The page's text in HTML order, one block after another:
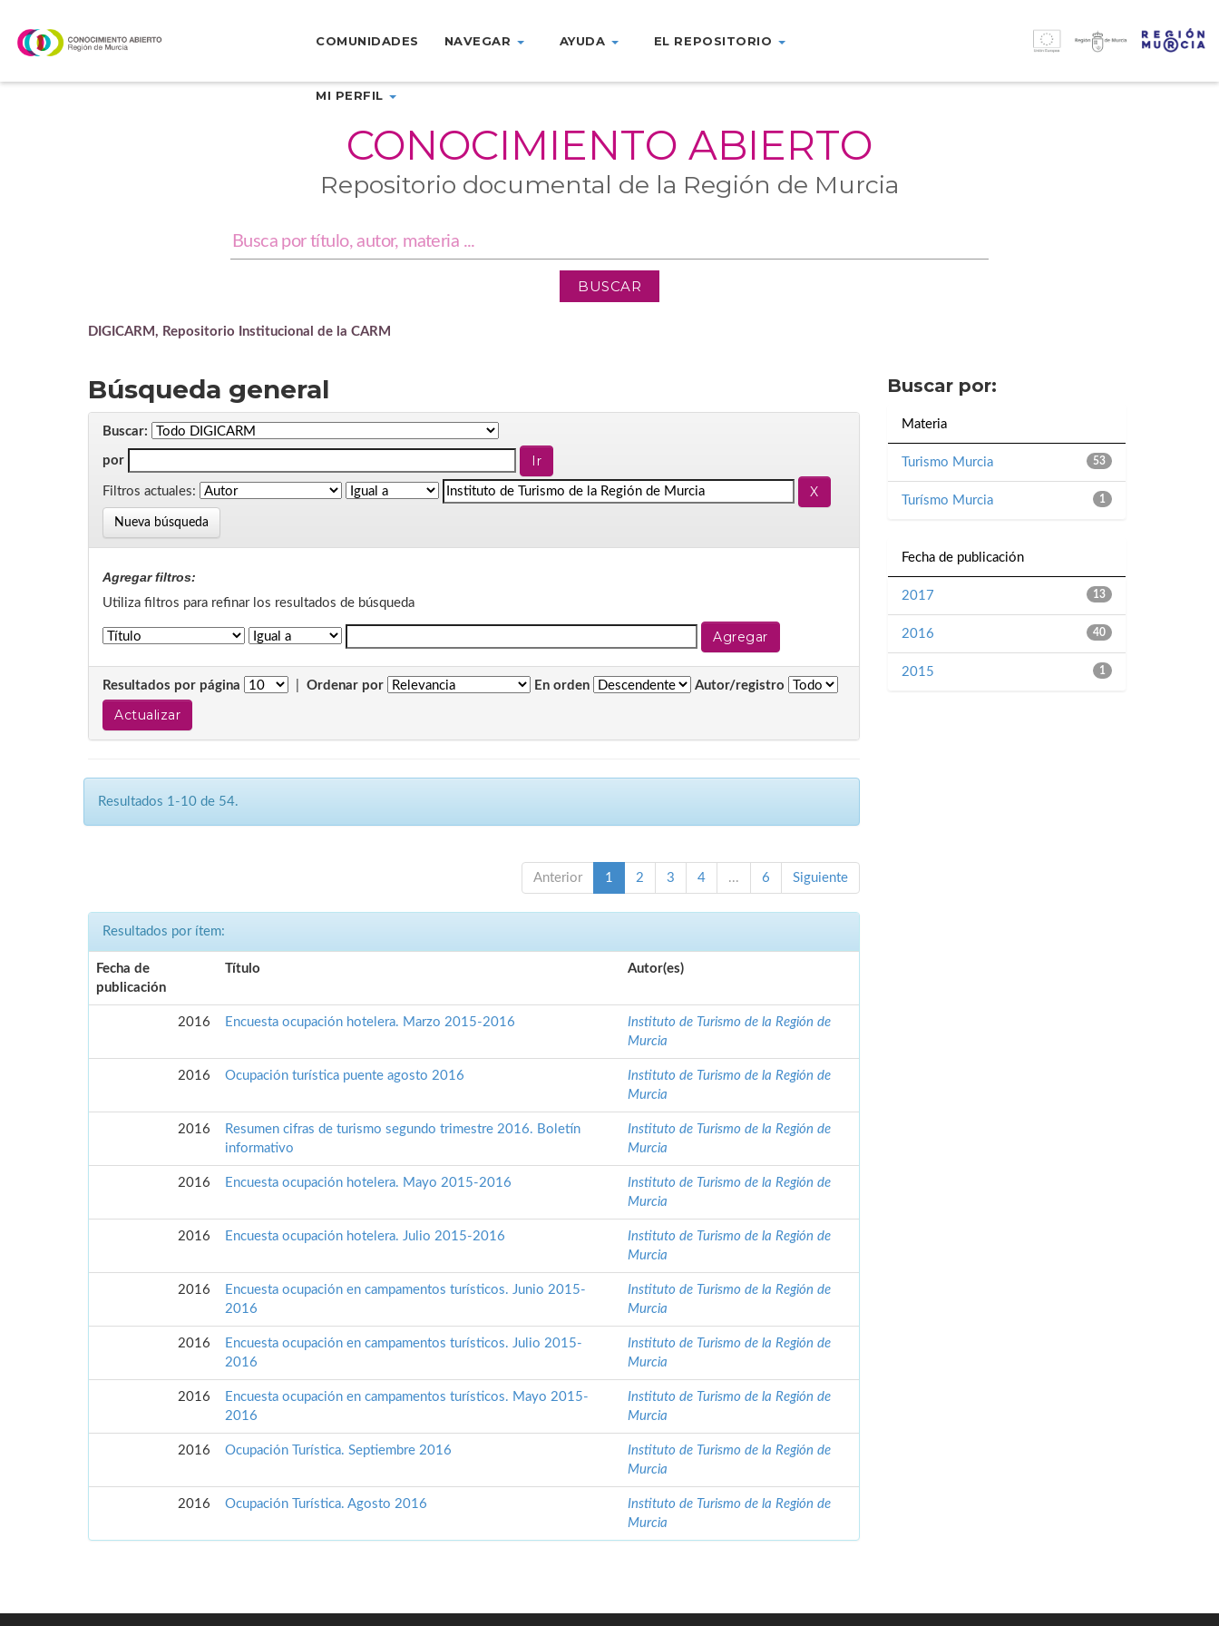
navigation
COMUNIDADES NAVEGAR AYUDA EL REPOSITORIO
MI PERFIL
CONOCIMIENTO ABIERTO
Repositorio documental de la Región de Murcia
DIGICARM, Repositorio Institucional de la CARM
Búsqueda general
Buscar:
por
Filtros actuales:
Nueva búsqueda
Agregar filtros:
Utiliza filtros para refinar los resultados de búsqueda
Resultados por página Ordenar por En orden Autor/registro
Resultados 1-10 de 54.
Anterior 1 2 3 4 ... 6 Siguiente
Resultados por ítem:
Fecha de
publicación
Título Autor(es)
2016 Encuesta ocupación hotelera. Marzo 2015-2016
Instituto de Turismo de la Región de
Murcia
2016 Ocupación turística puente agosto 2016
Instituto de Turismo de la Región de
Murcia
2016
Resumen cifras de turismo segundo trimestre 2016. Boletín
informativo
Instituto de Turismo de la Región de
Murcia
2016 Encuesta ocupación hotelera. Mayo 2015-2016
Instituto de Turismo de la Región de
Murcia
2016 Encuesta ocupación hotelera. Julio 2015-2016
Instituto de Turismo de la Región de
Murcia
2016
Encuesta ocupación en campamentos turísticos. Junio 2015-
2016
Instituto de Turismo de la Región de
Murcia
2016
Encuesta ocupación en campamentos turísticos. Julio 2015-
2016
Instituto de Turismo de la Región de
Murcia
2016
Encuesta ocupación en campamentos turísticos. Mayo 2015-
2016
Instituto de Turismo de la Región de
Murcia
2016 Ocupación Turística. Septiembre 2016
Instituto de Turismo de la Región de
Murcia
2016 Ocupación Turística. Agosto 2016
Instituto de Turismo de la Región de
Murcia
Buscar por:
Materia
53
Turismo Murcia
1
Turísmo Murcia
Fecha de publicación
13
2017
40
2016
1
2015